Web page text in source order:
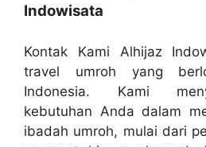
Indowisata
Kontak Kami Alhijaz
travel umroh yang
Indonesia. Kami
kebutuhan Anda dalam
ibadah umroh, mulai dari